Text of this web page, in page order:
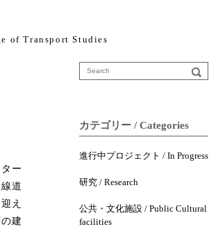
of Transport Studies
ー
道
え
建
カテゴリー / Categories
進行中プロジェクト / In Progress
研究 / Research
公共・文化施設 / Public Cultural
facilities